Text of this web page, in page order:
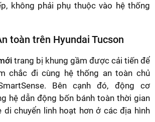
không phải phụ thuộc vào hệ thống
toàn trên Hyundai Tucson
trang bị khung gầm được cải tiến để
chắc đi cùng hệ thống an toàn chủ
Bên cạnh đó, động cơ
hệ dẫn động bốn bánh toàn thời gian
di chuyển linh hoạt hơn ở các địa hình